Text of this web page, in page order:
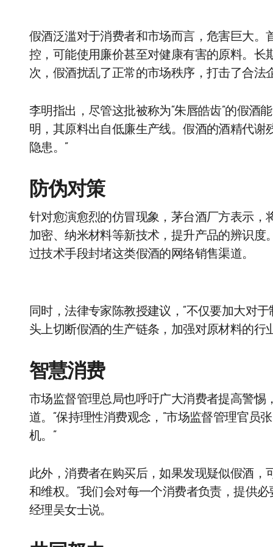
假酒泛滥对于消费者和市场而言，危害巨大
控，可能使用廉价甚至对健康有害的原料。
次，假酒扰乱了正常的市场秩序，打击了合法
李明指出，尽管这批被称为“朱唇皓齿”的假酒
明，其原料出自低廉生产线。假酒的酒精代
隐患。”
防伪对策
针对愈演愈烈的仿冒现象，茅台酒厂方表示
加密、纳米材料等新技术，提升产品的辨识
过技术手段封堵这类假酒的网络销售渠道。
同时，法律专家陈教授建议，“不仅要加大对
头上切断假酒的生产链条，加强对原材料的行
智慧消费
市场监督管理总局也呼吁广大消费者提高警
道。“保持理性消费观念，”市场监督管理官员
机。”
此外，消费者在购买后，如果发现疑似假酒
和维权。“我们会对每一个消费者负责，提供
经理吴女士说。